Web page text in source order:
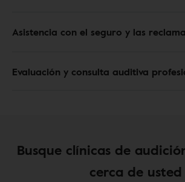
Asistencia con el seguro y las
Evaluación y consulta auditiva
Busque clínicas de
cerca de usted